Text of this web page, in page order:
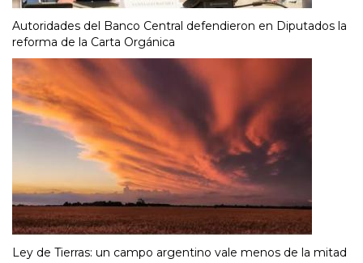
Autoridades del Banco Central defendieron en Diputados la
reforma de la Carta Orgánica
Ley de Tierras: un campo argentino vale menos de la mitad